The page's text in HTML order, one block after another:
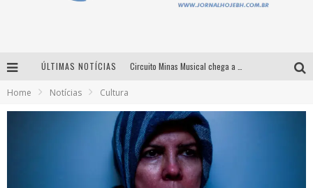
ÚLTIMAS NOTÍCIAS
Home Notícias Cultura